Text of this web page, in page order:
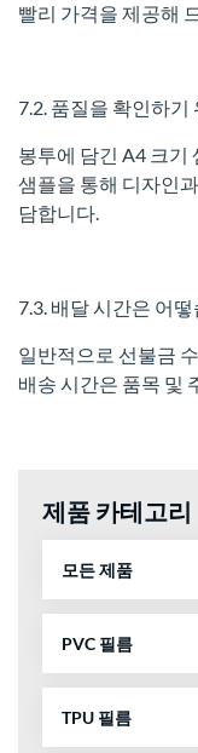
빨리 가격을 제공해
7.2. 품질을 확인하기
봉투에 담긴 A4 크기
샘플을 통해 디자인
담합니다.
7.3. 배달 시간은 어떻
일반적으로 선불금
배송 시간은 품목 및
제품 카테고리
모든 제품
PVC 필름
TPU 필름